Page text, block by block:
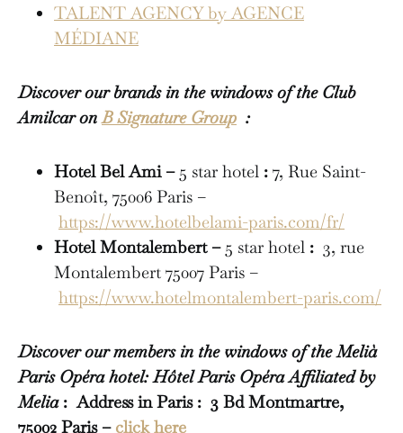
TALENT AGENCY by AGENCE
MÉDIANE
Discover our brands in the windows of the Club
Amilcar onB Signature Group :
Hotel Bel Ami – 5 star hotel : 7, Rue Saint-
Benoît, 75006 Paris –
https://www.hotelbelami-paris.com/fr/
Hotel Montalembert – 5 star hotel : 3, rue
Montalembert 75007 Paris –
https://www.hotelmontalembert-paris.com/
Discover our members in the windows of the Melià
Paris Opéra hotel: Hôtel Paris Opéra Affiliated by
Melia: Address in Paris : 3 Bd Montmartre,
75002 Paris – click here